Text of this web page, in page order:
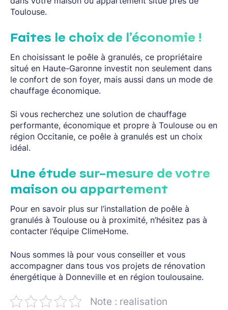
Toulouse.
Faites le choix de l’économie !
En choisissant le poêle à granulés, ce propriétaire
situé en Haute-Garonne investit non seulement dans
le confort de son foyer, mais aussi dans un mode de
chauffage économique.
Si vous recherchez une solution de chauffage
performante, économique et propre à Toulouse ou en
région Occitanie, ce poêle à granulés est un choix
idéal.
Une étude sur-mesure de votre
maison ou appartement
Pour en savoir plus sur l’installation de poêle à
granulés à Toulouse ou à proximité, n’hésitez pas à
contacter l’équipe ClimeHome.
Nous sommes là pour vous conseiller et vous
accompagner dans tous vos projets de rénovation
énergétique à Donneville et en région toulousaine.
Note : realisation